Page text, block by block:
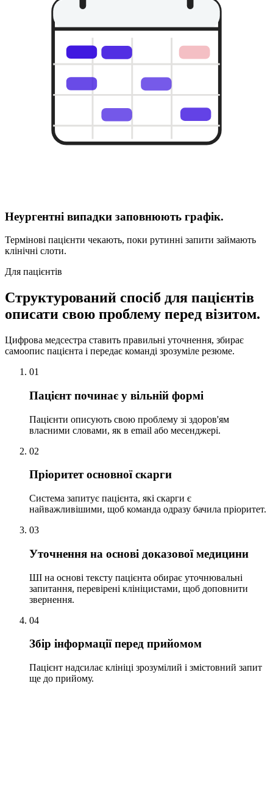
Неургентні випадки заповнюють графік.
Термінові пацієнти чекають, поки рутинні запити займають
клінічні слоти.
Для пацієнтів
Структурований спосіб для пацієнтів
описати свою проблему перед візитом.
Цифрова медсестра ставить правильні уточнення, збирає
самоопис пацієнта і передає команді зрозуміле резюме.
01
Пацієнт починає у вільній формі
Пацієнти описують свою проблему зі здоров'ям
власними словами, як в email або месенджері.
02
Пріоритет основної скарги
Система запитує пацієнта, які скарги є
найважливішими, щоб команда одразу бачила пріоритет.
03
Уточнення на основі доказової медицини
ШІ на основі тексту пацієнта обирає уточнювальні
запитання, перевірені клініцистами, щоб доповнити
звернення.
04
Збір інформації перед прийомом
Пацієнт надсилає клініці зрозумілий і змістовний запит
ще до прийому.